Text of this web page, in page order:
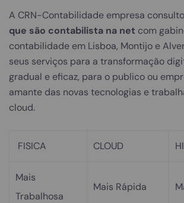
A CRN-Contabilidade empresa
que são contabilista na net com
contabilidade em Lisboa, Montijo e
seus serviços para a transformação
gradual e eficaz, para o publico ou
amante das novas tecnologias e
cloud.
FISICA CLOUD
Mais
Trabalhosa
Mais Rápida